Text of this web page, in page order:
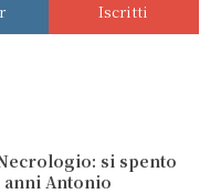
Iscritti
si spento
anni Antonio